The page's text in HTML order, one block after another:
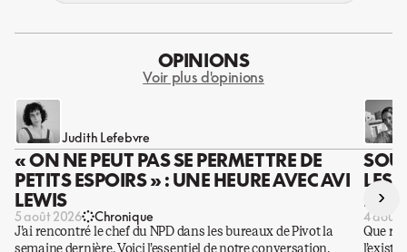
OPINIONS
Voir plus d'opinions
Judith Lefebvre
« ON NE PEUT PAS SE PERMETTRE DE
PETITS ESPOIRS » : UNE HEURE AVEC AVI
LEWIS
5 août 2026 Chronique
J’ai rencontré le chef du NPD dans les bureaux de Pivot la
LES
DES
4 août
Que
›